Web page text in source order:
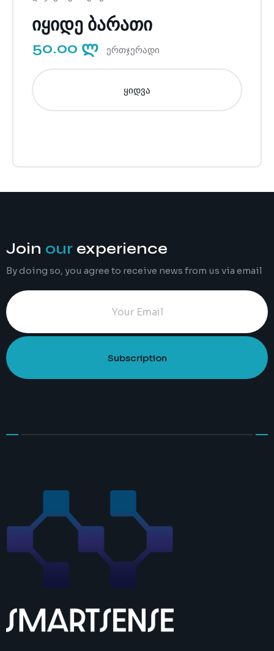
იყიდე ბარათი
50.00 ლ ერთჯერადი
ყიდვა
Join our experience
By doing so, you agree to receive news from us via email
Subscription